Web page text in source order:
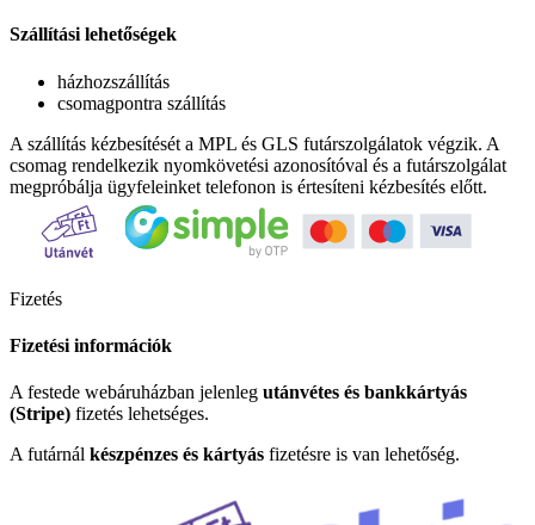
Szállítási lehetőségek
házhozszállítás
csomagpontra szállítás
A szállítás kézbesítését a MPL és GLS futárszolgálatok végzik. A
csomag rendelkezik nyomkövetési azonosítóval és a futárszolgálat
megpróbálja ügyfeleinket telefonon is értesíteni kézbesítés előtt.
Fizetés
Fizetési információk
A festede webáruházban jelenleg utánvétes és bankkártyás
(Stripe) fizetés lehetséges.
A futárnál készpénzes és kártyás fizetésre is van lehetőség.